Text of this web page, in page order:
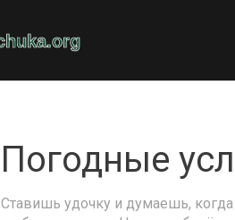
Погодные
Ставишь удочку и думаешь,